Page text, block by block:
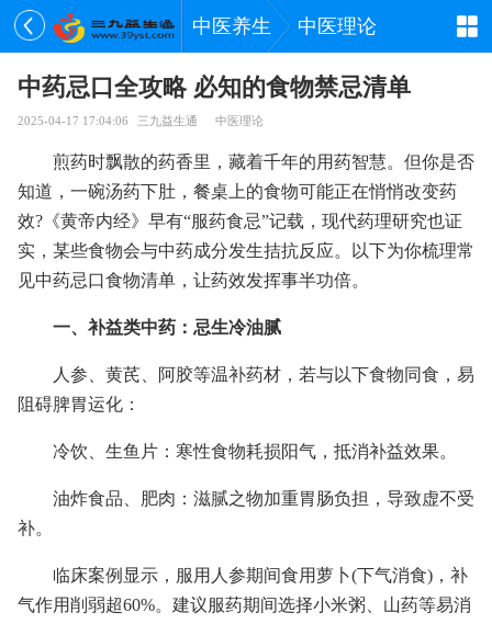
中医养生 中医理论
中药忌口全攻略 必知的食物禁忌清单
2025-04-17 17:04:06 三九益生通 中医理论
煎药时飘散的药香里，藏着千年的用药智慧。但你是否
知道，一碗汤药下肚，餐桌上的食物可能正在悄悄改变药
效?《黄帝内经》早有“服药食忌”记载，现代药理研究也证
实，某些食物会与中药成分发生拮抗反应。以下为你梳理常
见中药忌口食物清单，让药效发挥事半功倍。
一、补益类中药：忌生冷油腻
人参、黄芪、阿胶等温补药材，若与以下食物同食，易
阻碍脾胃运化：
冷饮、生鱼片：寒性食物耗损阳气，抵消补益效果。
油炸食品、肥肉：滋腻之物加重胃肠负担，导致虚不受
补。
临床案例显示，服用人参期间食用萝卜(下气消食)，补
气作用削弱超60%。建议服药期间选择小米粥、山药等易消